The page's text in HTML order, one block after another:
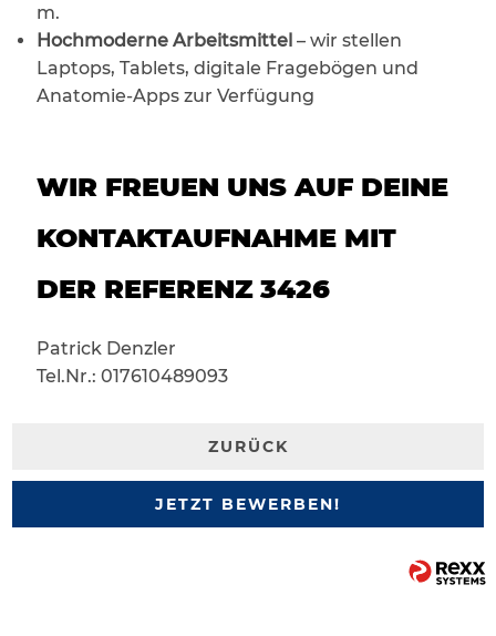
m.
Hochmoderne Arbeitsmittel– wir stellen
Laptops, Tablets, digitale Fragebögen und
Anatomie-Apps zur Verfügung
WIR FREUEN UNS AUF DEINE
KONTAKTAUFNAHME MIT
DER REFERENZ 3426
Patrick Denzler
Tel.Nr.: 017610489093
ZURÜCK
JETZT BEWERBEN!